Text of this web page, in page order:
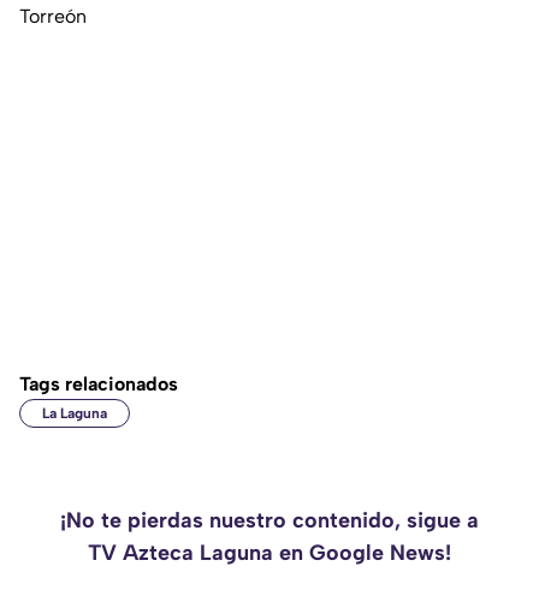
Torreón
Tags relacionados
La Laguna
¡No te pierdas nuestro contenido, sigue a
TV Azteca Laguna en Google News!